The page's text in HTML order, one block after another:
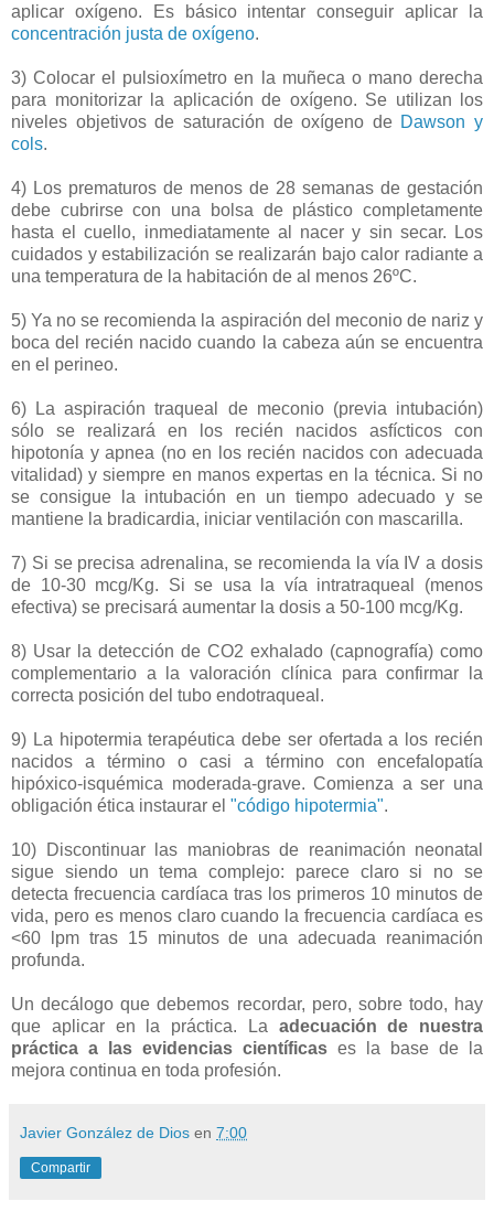
aplicar oxígeno. Es básico intentar conseguir aplicar la
concentración justa de oxígeno.
3) Colocar el pulsioxímetro en la muñeca o mano derecha
para monitorizar la aplicación de oxígeno. Se utilizan los
niveles objetivos de saturación de oxígeno de Dawson y
cols.
4) Los prematuros de menos de 28 semanas de gestación
debe cubrirse con una bolsa de plástico completamente
hasta el cuello, inmediatamente al nacer y sin secar. Los
cuidados y estabilización se realizarán bajo calor radiante a
una temperatura de la habitación de al menos 26ºC.
5) Ya no se recomienda la aspiración del meconio de nariz y
boca del recién nacido cuando la cabeza aún se encuentra
en el perineo.
6) La aspiración traqueal de meconio (previa intubación)
sólo se realizará en los recién nacidos asfícticos con
hipotonía y apnea (no en los recién nacidos con adecuada
vitalidad) y siempre en manos expertas en la técnica. Si no
se consigue la intubación en un tiempo adecuado y se
mantiene la bradicardia, iniciar ventilación con mascarilla.
7) Si se precisa adrenalina, se recomienda la vía IV a dosis
de 10-30 mcg/Kg. Si se usa la vía intratraqueal (menos
efectiva) se precisará aumentar la dosis a 50-100 mcg/Kg.
8) Usar la detección de CO2 exhalado (capnografía) como
complementario a la valoración clínica para confirmar la
correcta posición del tubo endotraqueal.
9) La hipotermia terapéutica debe ser ofertada a los recién
nacidos a término o casi a término con encefalopatía
hipóxico-isquémica moderada-grave. Comienza a ser una
obligación ética instaurar el "código hipotermia".
10) Discontinuar las maniobras de reanimación neonatal
sigue siendo un tema complejo: parece claro si no se
detecta frecuencia cardíaca tras los primeros 10 minutos de
vida, pero es menos claro cuando la frecuencia cardíaca es
<60 lpm tras 15 minutos de una adecuada reanimación
profunda.
Un decálogo que debemos recordar, pero, sobre todo, hay
que aplicar en la práctica. La adecuación de nuestra
práctica a las evidencias científicas es la base de la
mejora continua en toda profesión.
Javier González de Dios en 7:00
Compartir